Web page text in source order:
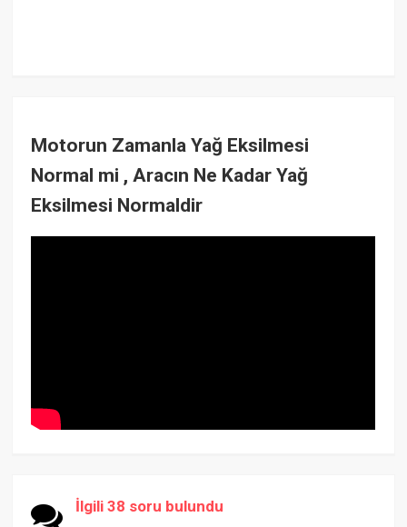
Motorun Zamanla Yağ Eksilmesi
Normal mi , Aracın Ne Kadar Yağ
Eksilmesi Normaldir
İlgili 38 soru bulundu